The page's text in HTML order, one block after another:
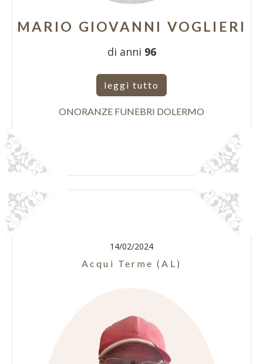
MARIO GIOVANNI VOGLIERI
di anni 96
leggi tutto
ONORANZE FUNEBRI DOLERMO
14/02/2024
Acqui Terme (AL)